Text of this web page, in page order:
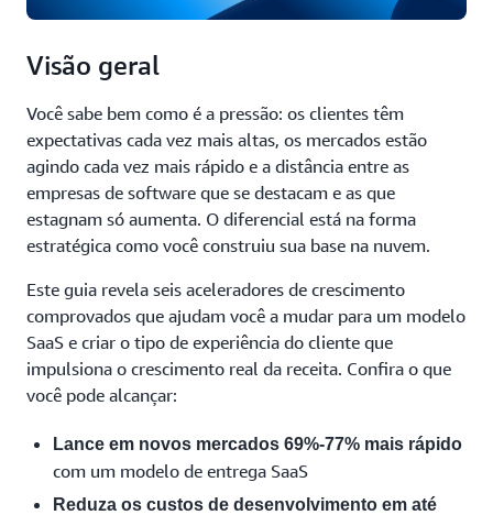
Visão geral
Você sabe bem como é a pressão: os clientes têm
expectativas cada vez mais altas, os mercados estão
agindo cada vez mais rápido e a distância entre as
empresas de software que se destacam e as que
estagnam só aumenta. O diferencial está na forma
estratégica como você construiu sua base na nuvem.
Este guia revela seis aceleradores de crescimento
comprovados que ajudam você a mudar para um modelo
SaaS e criar o tipo de experiência do cliente que
impulsiona o crescimento real da receita. Confira o que
você pode alcançar:
Lance em novos mercados 69%-77% mais rápido
com um modelo de entrega SaaS
Reduza os custos de desenvolvimento em até